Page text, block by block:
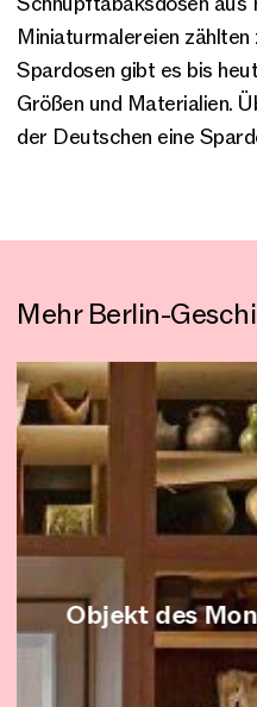
Miniaturmalereien
Spardosen gibt es bis
Größen und Materialien.
der Deutschen eine
Mehr Berlin-
Objekt des